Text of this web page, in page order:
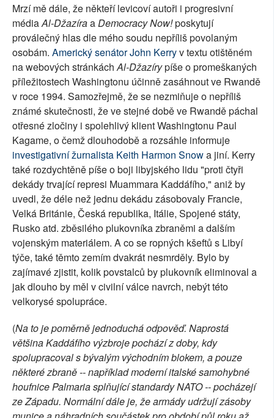
Mrzí mě dále, že někteří levicoví autoři i progresivní
médiaAl-DžazíraaDemocracy Now!poskytují
proválečný hlas dle mého soudu nepříliš povolaným
osobám. Americký senátor John Kerryv textu otištěném
na webových stránkáchAl-Džazírypíše o promeškaných
příležitostech Washingtonu účinně zasáhnout ve Rwandě
v roce 1994. Samozřejmě, že se nezmiňuje o nepříliš
známé skutečnosti, že ve stejné době ve Rwandě páchal
otřesné zločiny i spolehlivý klient Washingtonu Paul
Kagame, o čemž dlouhodobě a rozsáhle informuje
investigativní žurnalista Keith Harmon Snowa jiní. Kerry
také rozdychtěně píše o boji libyjského lidu "proti čtyři
dekády trvající represi Muammara Kaddáfího," aniž by
uvedl, že déle než jednu dekádu zásobovaly Francie,
Velká Británie, Česká republika, Itálie, Spojené státy,
Rusko atd. zběsilého plukovníka zbraněmi a dalším
vojenským materiálem. A co se ropných kšeftů s Libyí
týče, také těmto zemím dvakrát nesmrděly. Bylo by
zajímavé zjistit, kolik povstalců by plukovník eliminoval a
jak dlouho by měl v civilní válce navrch, nebýt této
velkorysé spolupráce.
(Na to je poměrně jednoduchá odpověď. Naprostá
většina Kaddáfího výzbroje pochází z doby, kdy
spolupracoval s bývalým východním blokem, a pouze
některé zbraně -- například moderní italské samohybné
houfnice Palmaria splňující standardy NATO -- pocházejí
ze Západu. Normální dále je, že armády udržují zásoby